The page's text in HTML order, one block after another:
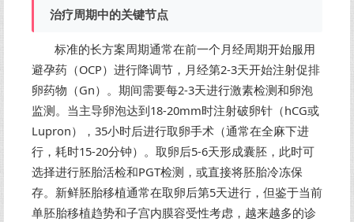
治疗周期中的关键节点
标准的长方案周期通常在前一个月经周期开始服用
避孕药（OCP）进行降调节，月经第2-3天开始注射促排
卵药物（Gn）。期间需要每2-3天进行激素检测和卵泡
监测。当主导卵泡达到18-20mm时注射破卵针（hCG或
Lupron），35小时后进行取卵手术（通常在全麻下进
行，耗时15-20分钟）。取卵后5-6天形成囊胚，此时可
选择进行胚胎活检和PGT检测，或直接将胚胎冷冻保
存。新鲜胚胎移植通常在取卵后第5天进行，但鉴于当前
单胚胎移植趋势和子宫内膜容受性考虑，越来越多的诊